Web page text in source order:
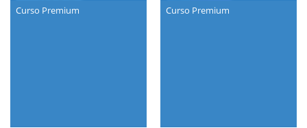
Curso Premium Curso Premium